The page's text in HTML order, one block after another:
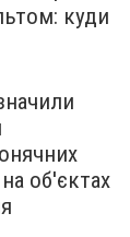
куди
об'єктах